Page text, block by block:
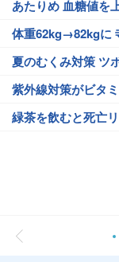
あたりめ 血糖値を
体重62kg→82kgに
夏のむくみ対策 ツ
紫外線対策がビタ
緑茶を飲むと死亡